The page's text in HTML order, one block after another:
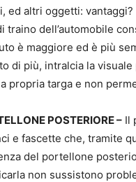
ed altri oggetti:
traino dell’automobile
è maggiore ed è più
di più, intralcia la
propria targa e non
POSTERIORE – Il
e fascette che, tramite
del portellone
non sussistono